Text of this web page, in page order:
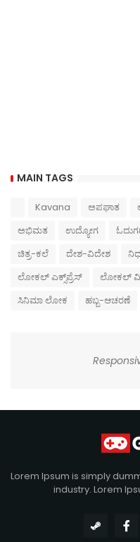
MAIN TAGS
Kavana ಅಪಘಾತ
ಅಭಿಮತ
ಉದ್ಯೋಗ
ಚಿತ್ರ-ಕಲೆ
ದೇಶ-ವಿದೇಶ
ಲೋಕಲ್ ಎಕ್ಸ್‌ಪ್ರೆಸ್
ಲೋಕಲ್
ಸಿನಿಮಾ ಲೋಕ
ಹಬ್ಬ-ಆಚರಣೆ
Lorem Ipsum is simply
industry. Lorem